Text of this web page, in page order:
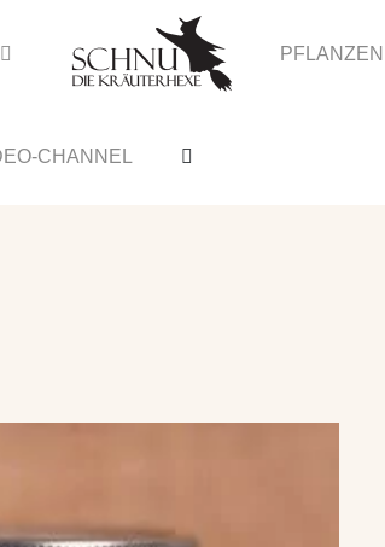
PFLANZEN
CHANNEL